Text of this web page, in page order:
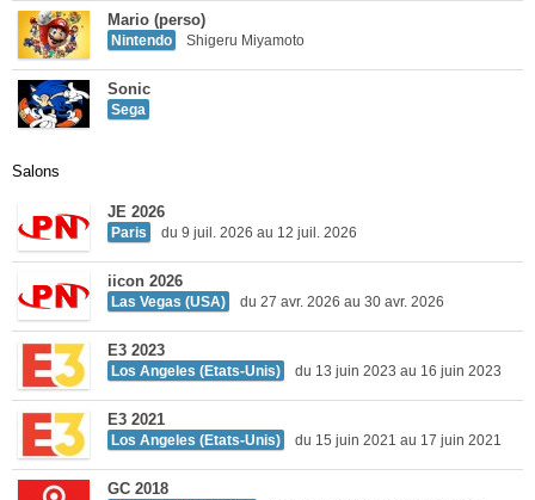
Mario (perso)
Nintendo Shigeru Miyamoto
Sonic
Sega
Salons
JE 2026
Paris du 9 juil. 2026 au 12 juil. 2026
iicon 2026
Las Vegas (USA) du 27 avr. 2026 au 30 avr. 2026
E3 2023
Los Angeles (Etats-Unis) du 13 juin 2023 au 16 juin 2023
E3 2021
Los Angeles (Etats-Unis) du 15 juin 2021 au 17 juin 2021
GC 2018